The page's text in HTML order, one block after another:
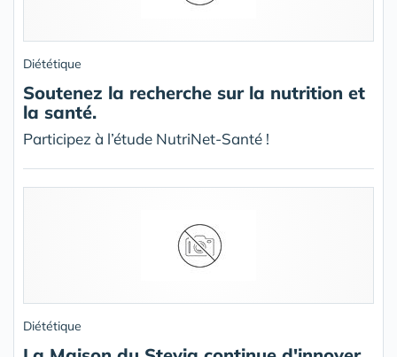
Diététique
Soutenez la recherche sur la nutrition et
la santé.
Participez à l’étude NutriNet-Santé !
Diététique